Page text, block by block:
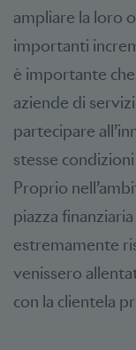
ampliare la loro
importanti
è importante
aziende di
partecipare
stesse
Proprio
piazza
estremamente
venissero
con la clientela